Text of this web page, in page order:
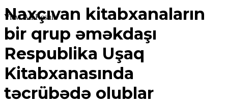
View All Result
Naxçıvan kitabxanaların
bir qrup əməkdaşı
Respublika Uşaq
Kitabxanasında
təcrübədə olublar